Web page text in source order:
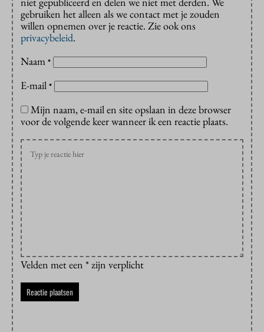
gebruiken het alleen als we contact met je zouden
willen opnemen over je reactie. Zie ook ons
privacybeleid.
Naam *
E-mail *
Mijn naam, e-mail en site opslaan in deze browser
voor de volgende keer wanneer ik een reactie plaats.
Velden met een * zijn verplicht